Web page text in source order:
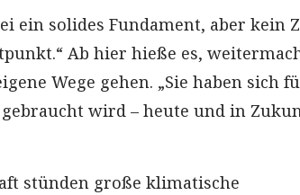
ein solides Fundament, aber kein
Ab hier hieße es,
Wege gehen. „Sie haben sich
wird – heute und in
stünden große klimatische